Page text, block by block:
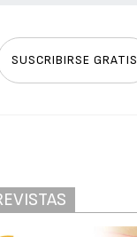
SUSCRIBIRSE GRATIS